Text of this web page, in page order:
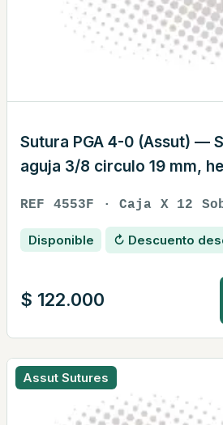
Sutura PGA 4-0 (Assut) —
aguja 3/8 circulo 19 mm,
REF 4553F · Caja X 12
Disponible ↻ Descuento
$ 122.000
Assut Sutures